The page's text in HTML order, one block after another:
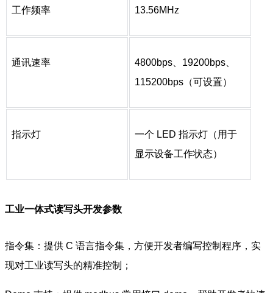
工作频率 13.56MHz
通讯速率
4800bps、19200bps、
115200bps（可设置）
指示灯
一个 LED 指示灯（用于
显示设备工作状态）
工业一体式读写头开发参数
指令集：提供 C 语言指令集，方便开发者编写控制程序，实
现对工业读写头的精准控制；